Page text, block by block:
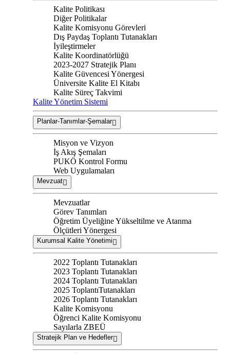
Kalite Politikası
Diğer Politikalar
Kalite Komisyonu Görevleri
Dış Paydaş Toplantı Tutanakları
İyileştirmeler
Kalite Koordinatörlüğü
2023-2027 Stratejik Planı
Kalite Güvencesi Yönergesi
Üniversite Kalite El Kitabı
Kalite Süreç Takvimi
Kalite Yönetim Sistemi
Planlar-Tanımlar-Şemalar
Misyon ve Vizyon
İş Akış Şemaları
PUKÖ Kontrol Formu
Web Uygulamaları
Mevzuat
Mevzuatlar
Görev Tanımları
Öğretim Üyeliğine Yükseltilme ve Atanma
Ölçütleri Yönergesi
Kurumsal Kalite Yönetimi
2022 Toplantı Tutanakları
2023 Toplantı Tutanakları
2024 Toplantı Tutanakları
2025 ToplantıTutanakları
2026 Toplantı Tutanakları
Kalite Komisyonu
Öğrenci Kalite Komisyonu
Sayılarla ZBEÜ
Stratejik Plan ve Hedefler